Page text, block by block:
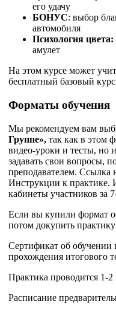
его удачу
БОНУС: выбор
автомобиля
Психология цвета:
амулет
На этом курсе может
бесплатный базовый
Форматы обучения
Мы рекомендуем вам
Группе», так как в этом
видео-уроки и тесты, но
задавать свои вопросы,
преподавателем. Ссылка
Инструкции к
кабинеты участников за
Если вы купили формат
потом докупить
Сертификат об обучении
прохождения итогового
Практика проводится 1-
Расписание